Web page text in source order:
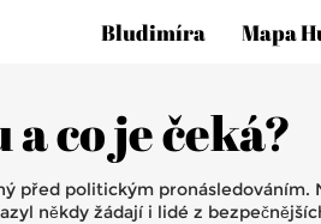
Bludimíra Mapa
co je čeká?
před politickým pronásledováním.
někdy žádají i lidé z